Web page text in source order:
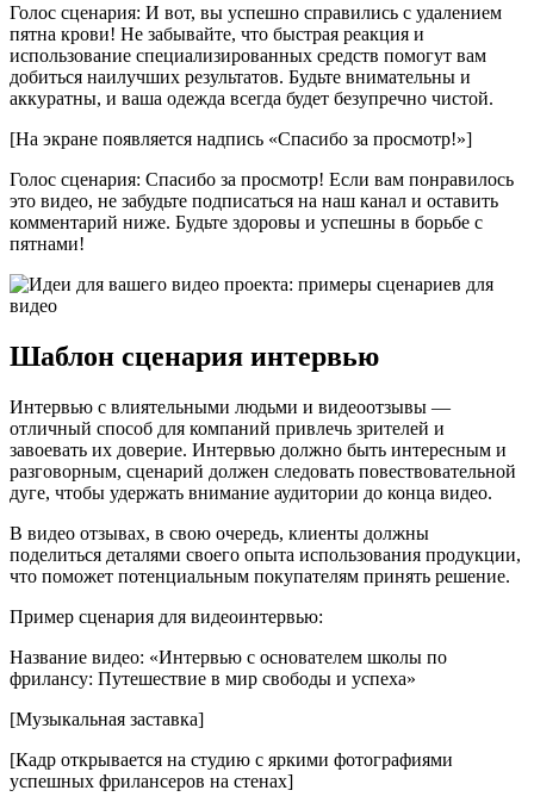
Голос сценария: И вот, вы успешно справились с удалением
пятна крови! Не забывайте, что быстрая реакция и
использование специализированных средств помогут вам
добиться наилучших результатов. Будьте внимательны и
аккуратны, и ваша одежда всегда будет безупречно чистой.
[На экране появляется надпись «Спасибо за просмотр!»]
Голос сценария: Спасибо за просмотр! Если вам понравилось
это видео, не забудьте подписаться на наш канал и оставить
комментарий ниже. Будьте здоровы и успешны в борьбе с
пятнами!
Шаблон сценария интервью
Интервью с влиятельными людьми и видеоотзывы —
отличный способ для компаний привлечь зрителей и
завоевать их доверие. Интервью должно быть интересным и
разговорным, сценарий должен следовать повествовательной
дуге, чтобы удержать внимание аудитории до конца видео.
В видео отзывах, в свою очередь, клиенты должны
поделиться деталями своего опыта использования продукции,
что поможет потенциальным покупателям принять решение.
Пример сценария для видеоинтервью:
Название видео: «Интервью с основателем школы по
фрилансу: Путешествие в мир свободы и успеха»
[Музыкальная заставка]
[Кадр открывается на студию с яркими фотографиями
успешных фрилансеров на стенах]